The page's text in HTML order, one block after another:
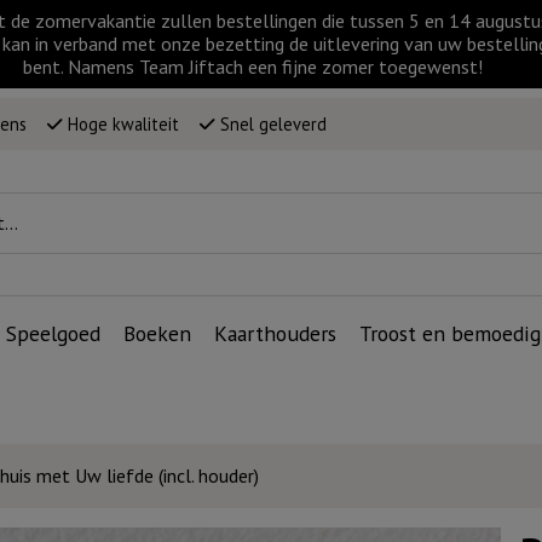
de zomervakantie zullen bestellingen die tussen 5 en 14
in verband met onze bezetting de uitlevering van uw
bent. Namens Team Jiftach een fijne zomer toegewenst!
Hoge kwaliteit Snel geleverd
Speelgoed Boeken Kaarthouders Troost en
met Uw liefde (incl. houder)